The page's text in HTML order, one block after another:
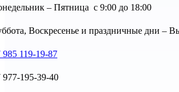
– Пятница с 9:00 до 18:00
Воскресенье и праздничные дни –
985 119-19-87
977-195-39-40